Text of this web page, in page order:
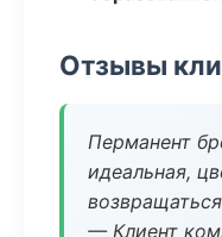
Отзывы
Перманент
идеальная,
— Клиент